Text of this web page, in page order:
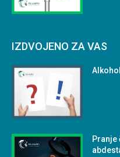
IZDVOJENO ZA VAS
Pranje